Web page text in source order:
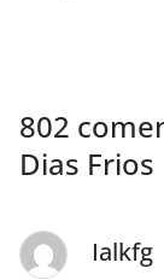
802
Dias
Ialkfg